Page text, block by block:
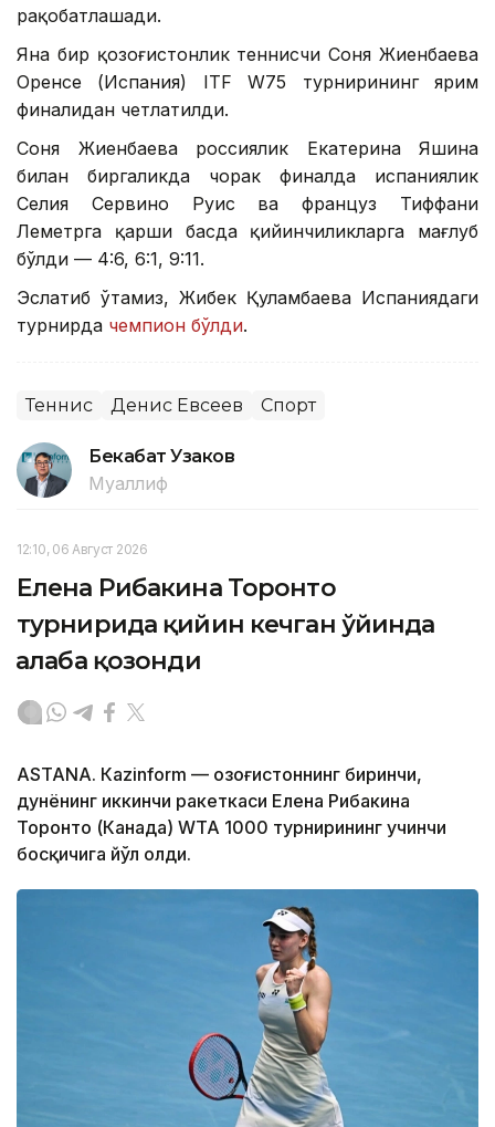
рақобатлашади.
Яна бир қозоғистонлик теннисчи Соня Жиенбаева
Оренсе (Испания) ITF W75 турнирининг ярим
финалидан четлатилди.
Соня Жиенбаева россиялик Екатерина Яшина
билан биргаликда чорак финалда испаниялик
Селия Сервино Руис ва француз Тиффани
Леметрга қарши баҳсда қийинчиликларга мағлуб
бўлди — 4:6, 6:1, 9:11.
Эслатиб ўтамиз, Жибек Қуламбаева Испаниядаги
турнирда чемпион бўлди.
Теннис Денис Евсеев Спорт
Бекабат Узаков
Муаллиф
12:10, 06 Август 2026
Елена Рибакина Торонто
турнирида қийин кечган ўйинда
ғалаба қозонди
ASTANА. Кazinform — Қозоғистоннинг биринчи,
дунёнинг иккинчи ракеткаси Елена Рибакина
Торонто (Канада) WТА 1000 турнирининг учинчи
босқичига йўл олди.